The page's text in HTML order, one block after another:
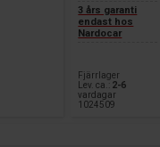
3 års garanti
endast hos
Nardocar
Fjärrlager
Lev. ca.: 2-6
vardagar
1024509